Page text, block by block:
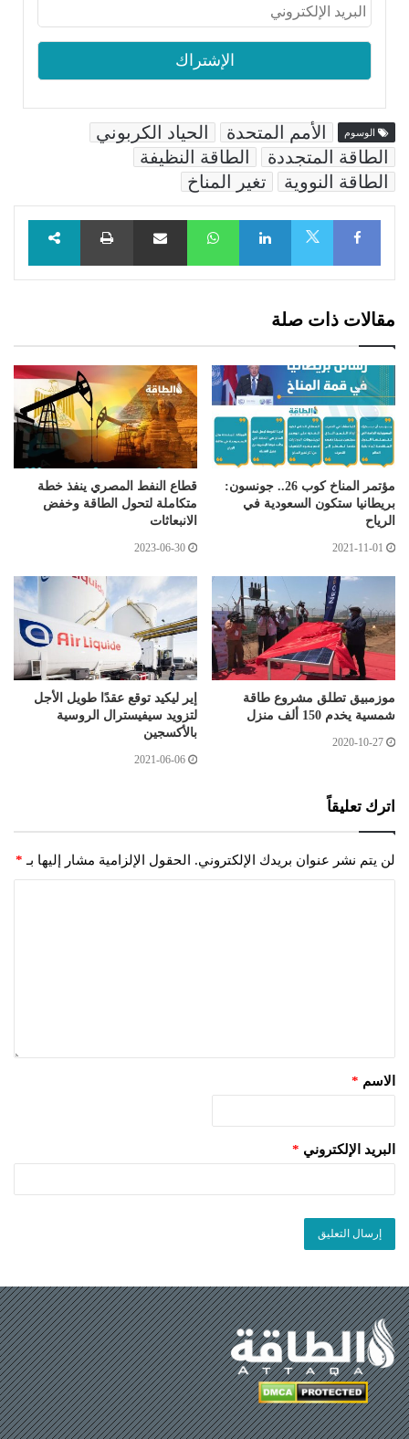
الوسوم الأمم المتحدة
الحياد الكربوني
الطاقة المتجددة
الطاقة النظيفة
الطاقة النووية
تغير المناخ
Facebook
LinkedIn
WhatsAppمشاركة عبر البريد طباعة
مقالات ذات صلة
مؤتمر المناخ كوب 26.. جونسون:
بريطانيا ستكون السعودية في
الرياح
2021-11-01
قطاع النفط المصري ينفذ خطة
متكاملة لتحول الطاقة وخفض
الانبعاثات
2023-06-30
موزمبيق تطلق مشروع طاقة
شمسية يخدم 150 ألف منزل
2020-10-27
إير ليكيد توقع عقدًا طويل الأجل
لتزويد سيفيسترال الروسية
بالأكسجين
2021-06-06
اترك تعليقاً
لن يتم نشر عنوان بريدك الإلكتروني. الحقول الإلزامية مشار إليها بـ *
الاسم *
البريد الإلكتروني *